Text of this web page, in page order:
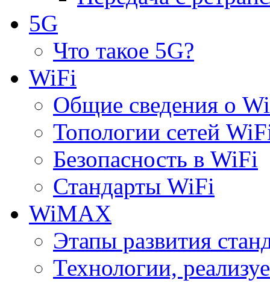
5G
Что такое 5G?
WiFi
Общие сведения о
Топологии сетей
Безопасность в WiFi
Стандарты WiFi
WiMAX
Этапы развития
Технологии,